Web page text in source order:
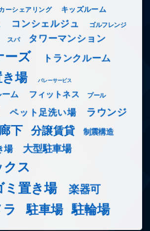
ーシェアリング キッズルーム
コンシェルジュ ゴルフレンジ
スパ タワーマンション
ーズ トランクルーム
場 バレーサービス
ム フィットネス プール
ペット足洗い場 ラウンジ
下 分譲賃貸 制震構造
場 大型駐車場
クス
ミ置き場
楽器可
駐車場 駐輪場